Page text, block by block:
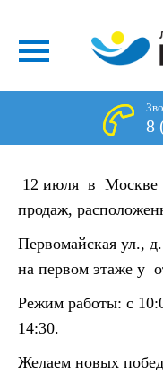
8
12 июля в
продаж,
Первомайская ул.,
на первом этаже у
Режим работы: с
14:30.
Желаем новых